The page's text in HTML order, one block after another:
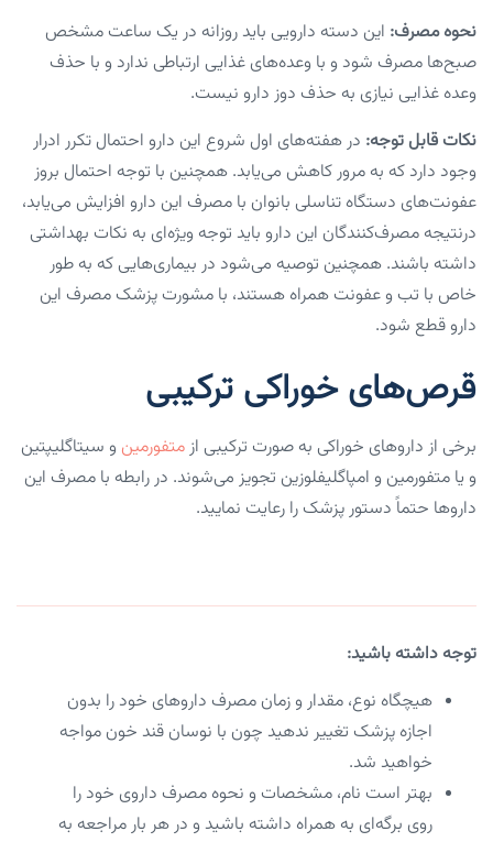
نحوه مصرف: این دسته دارویی باید روزانه در یک ساعت مشخص
صبح‌ها مصرف شود و با وعده‌های غذایی ارتباطی ندارد و با حذف
وعده غذایی نیازی به حذف دوز دارو نیست.
نکات قابل توجه: در هفته‌های اول شروع این دارو احتمال تکرر ادرار
وجود دارد که به مرور کاهش می‌یابد. همچنین با توجه احتمال بروز
عفونت‌های دستگاه تناسلی بانوان با مصرف این دارو افزایش می‌یابد،
درنتیجه مصرف‌کنندگان این دارو باید توجه ویژه‌ای به نکات بهداشتی
داشته باشند. همچنین توصیه می‌شود در بیماری‌هایی که به طور
خاص با تب و عفونت همراه هستند، با مشورت پزشک مصرف این
دارو قطع شود.
قرص‌های خوراکی ترکیبی
برخی از داروهای خوراکی به صورت ترکیبی از متفورمین و سیتاگلیپتین
و یا متفورمین و امپاگلیفلوزین تجویز می‌شوند. در رابطه با مصرف این
داروها حتماً دستور پزشک را رعایت نمایید.
توجه داشته باشید:
هیچگاه نوع، مقدار و زمان مصرف داروهای خود را بدون
اجازه پزشک تغییر ندهید چون با نوسان قند خون مواجه
خواهید شد.
بهتر است نام، مشخصات و نحوه مصرف داروی خود را
روی برگه‌ای به همراه داشته باشید و در هر بار مراجعه به